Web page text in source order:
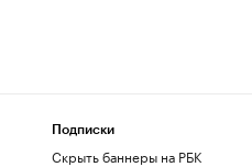
Подписки
Скрыть баннеры на РБК